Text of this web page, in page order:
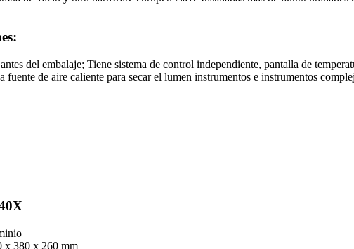
del embalaje; Tiene sistema de control independiente, pantalla de
de aire caliente para secar el lumen instrumentos e instrumentos
x 380 x 260 mm